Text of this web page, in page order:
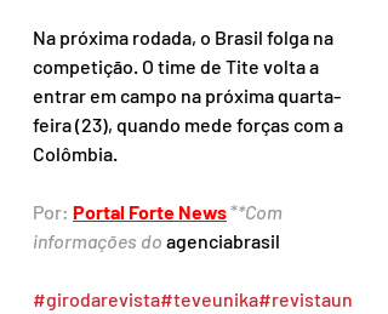
Na próxima rodada, o Brasil folga na
competição. O time de Tite volta a
entrar em campo na próxima quarta-
feira (23), quando mede forças com a
Colômbia.
Por: Portal Forte News **Com
informações do agenciabrasil
#girodarevista#teveunika#revistaun